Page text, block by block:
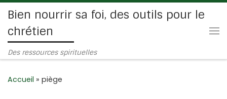
Passer au contenu
Bien nourrir sa foi, des outils pour le
chrétien
Des ressources spirituelles
Accueil » piège